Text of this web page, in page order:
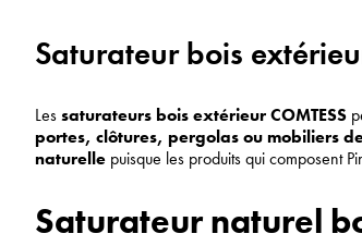
Saturateur bois
Lessaturateurs bois extérieur COMTESS
portes, clôtures, pergolas ou mobiliers
naturelle puisque les produits qui composent
Saturateur naturel